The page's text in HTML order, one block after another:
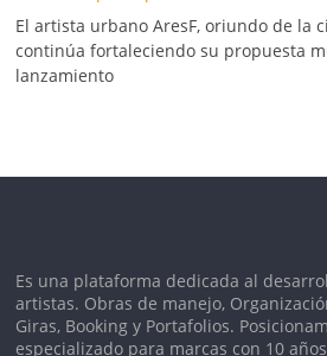
El artista urbano AresF, oriundo de la
continúa fortaleciendo su propuesta
lanzamiento
Es una plataforma dedicada al
artistas. Obras de manejo,
Giras, Booking y Portafolios.
especializado para marcas con 10